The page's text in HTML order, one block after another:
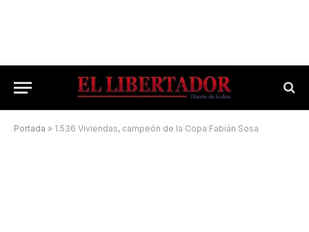
Portada » 1.536 Viviendas, campeón de la Copa Fabián Sosa